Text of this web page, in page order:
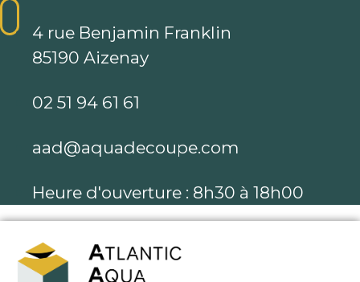
4 rue Benjamin Franklin
85190 Aizenay
02 51 94 61 61
aad@aquadecoupe.com
Heure d'ouverture : 8h30 à 18h00